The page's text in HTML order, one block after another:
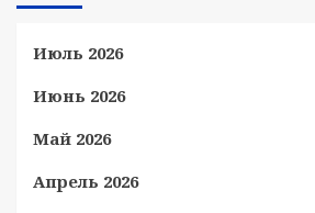
Июль 2026
Июнь 2026
Май 2026
Апрель 2026